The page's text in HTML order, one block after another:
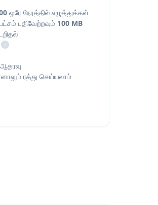
ஒரே நேரத்தில் எழுத்துக்கள்
பதிவேற்றவும் 100 MB
i
ரத்து செய்யலாம்